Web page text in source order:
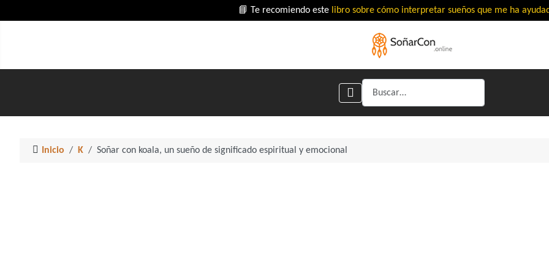
📘 Te recomiendo este libro sobre cómo interpretar sueños que me ha
Buscar
Inicio K Soñar con koala, un sueño de significado espiritual y emocional